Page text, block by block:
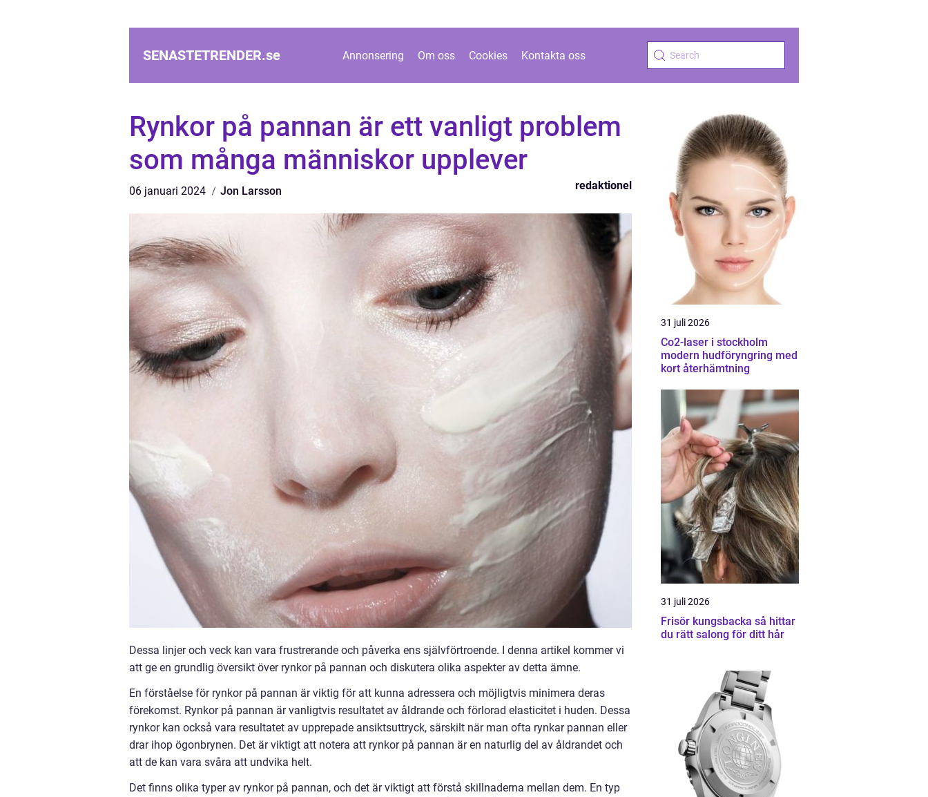
SENASTETRENDER.se Annonsering Om oss Cookies Kontakta oss
Rynkor på pannan är ett vanligt problem
som många människor upplever
06 januari 2024 Jon Larsson redaktionel
Dessa linjer och veck kan vara frustrerande och påverka ens självförtroende. I denna artikel kommer vi
att ge en grundlig översikt över rynkor på pannan och diskutera olika aspekter av detta ämne.
En förståelse för rynkor på pannan är viktig för att kunna adressera och möjligtvis minimera deras
förekomst. Rynkor på pannan är vanligtvis resultatet av åldrande och förlorad elasticitet i huden. Dessa
rynkor kan också vara resultatet av upprepade ansiktsuttryck, särskilt när man ofta rynkar pannan eller
drar ihop ögonbrynen. Det är viktigt att notera att rynkor på pannan är en naturlig del av åldrandet och
att de kan vara svåra att undvika helt.
Det finns olika typer av rynkor på pannan, och det är viktigt att förstå skillnaderna mellan dem. En typ
31 juli 2026
Co2-laser i stockholm
modern hudföryngring med
kort återhämtning
31 juli 2026
Frisör kungsbacka så hittar
du rätt salong för ditt hår